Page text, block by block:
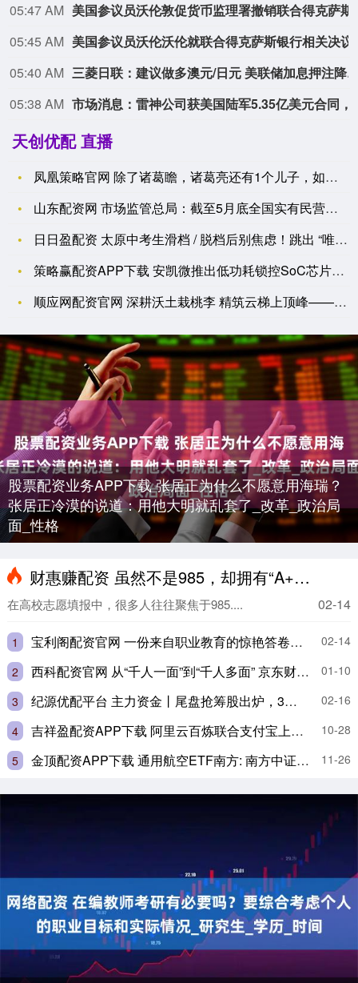
05:47 AM
05:45 AM
05:40 AM
三菱日联：建议做多澳元/日元 美联储加
05:38 AM
天创优配 直播
凤凰策略官网 除了诸葛瞻，诸葛亮还有1个儿子，如今游戏却把他
山东配资网 市场监管总局：截至5月底全国实有民营经济组织1.
日日盈配资 太原中考生滑档 / 脱档后别焦虑！跳出 “唯分数
策略赢配资APP下载 安凯微推出低功耗锁控SoC芯片，丰富公
顺应网配资官网 深耕沃土栽桃李 精筑云梯上顶峰——西安市第二
股票配资业务APP下载 张居正为什么不愿意用海瑞？
张居正冷漠的说道：用他大明就乱套了_改革_政治局
面_性格
财惠赚配资 虽然不是985，却拥有“A+学科”的5所大学，考上真的赚大了！_就业_前景_法学
02-14
在高校志愿填报中，很多人往往聚焦于985....
1 宝利阁配资官网 一份来自职业教育的惊艳答卷，一场打破偏见的逆袭_雷昊哲_高考_轻工业
02-14
2
西科配资官网 从“千人一面”到“千人多面” 京东财富以AI重塑财富管理生态
01-10
3
纪源优配平台 主力资金丨尾盘抢筹股出炉，3股最受青睐
02-16
4
吉祥盈配资APP下载 阿里云百炼联合支付宝上线智能体“AI打赏”功能
10-28
5
金顶配资APP下载 通用航空ETF南方: 南方中证通用航空主题交易型开放式指数证券投资基金上市交易提示性公告 11-26